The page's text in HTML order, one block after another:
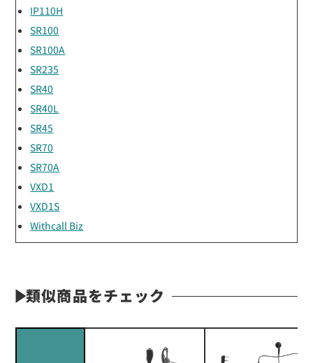
IP110H
SR100
SR100A
SR235
SR40
SR40L
SR45
SR70
SR70A
VXD1
VXD1S
Withcall Biz
類似商品をチェック